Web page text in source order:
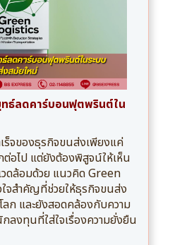
ธ์ลดคาร์บอนฟุตพรินต์ใน
ร็จของธุรกิจขนส่งเพียงแค่
ต่อไป แต่ยังต้องพิสูจน์ให้เห็น
ดล้อมด้วย แนวคิด Green
จสำคัญที่ช่วยให้ธุรกิจขนส่ง
ลก และยังสอดคล้องกับความ
ลงทุนที่ใส่ใจเรื่องความยั่งยืน